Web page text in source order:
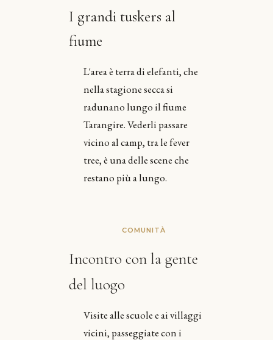
I grandi tuskers al
fiume
L'area è terra di elefanti, che
nella stagione secca si
radunano lungo il fiume
Tarangire. Vederli passare
vicino al camp, tra le fever
tree, è una delle scene che
restano più a lungo.
COMUNITÀ
Incontro con la gente
del luogo
Visite alle scuole e ai villaggi
vicini, passeggiate con i